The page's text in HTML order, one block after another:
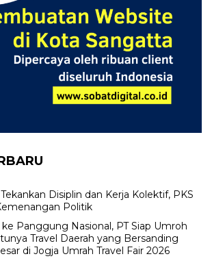
Disiplin dan Kerja Kolektif, PKS
Politik
Panggung Nasional, PT Siap Umroh
Travel Daerah yang Bersanding
di Jogja Umrah Travel Fair 2026